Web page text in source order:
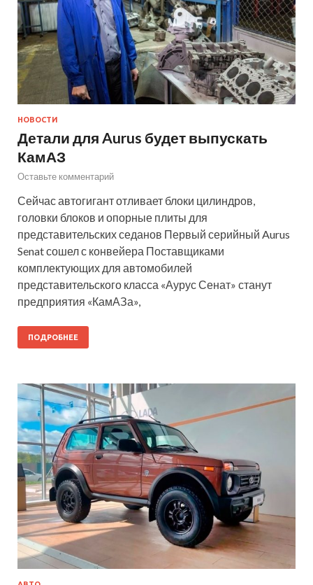
НОВОСТИ
Детали для Aurus будет выпускать
КамАЗ
Оставьте комментарий
Сейчас автогигант отливает блоки цилиндров,
головки блоков и опорные плиты для
представительских седанов Первый серийный Aurus
Senat сошел с конвейера Поставщиками
комплектующих для автомобилей
представительского класса «Аурус Сенат» станут
предприятия «КамАЗа»,
ПОДРОБНЕЕ